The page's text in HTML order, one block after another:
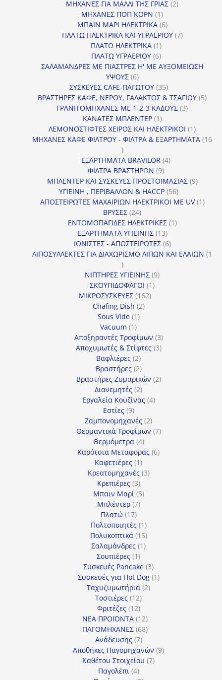
προϊόντα
ΜΗΧΑΝΕΣ ΓΙΑ ΜΑΛΛΙ ΤΗΣ ΓΡΙΑΣ 22
ΜΗΧΑΝΕΣ ΠΟΠ ΚΟΡΝ 11
προϊόν
ΜΠΑΙΝ ΜΑΡΙ ΗΛΕΚΤΡΙΚΑ 66
προϊόντα
ΠΛΑΤΩ ΗΛΕΚΤΡΙΚΑ ΚΑΙ ΥΓΡΑΕΡΙΟΥ 77
ΠΛΑΤΩ ΗΛΕΚΤΡΙΚΑ 11
προϊόν
ΠΛΑΤΩ ΥΓΡΑΕΡΙΟΥ 66
προϊόντα
ΣΑΛΑΜΑΝΔΡΕΣ ΜΕ ΠΙΑΣΤΡΕΣ Η' ΜΕ ΑΥΞΟΜΕΙΩΣΗ
ΥΨΟΥΣ 66
προϊόντα
ΣΥΣΚΕΥΕΣ CAFE-ΠΑΓΩΤΟΥ 3535
προϊόντα
ΒΡΑΣΤΗΡΕΣ ΚΑΦΕ, ΝΕΡΟΥ, ΓΑΛΑΚΤΟΣ & ΤΣΑΓΙΟΥ 55
ΓΡΑΝΙΤΟΜΗΧΑΝΕΣ ΜΕ 1-2-3 ΚΑΔΟΥΣ 33
ΚΑΝΑΤΕΣ ΜΠΛΕΝΤΕΡ 11
προϊόν
ΛΕΜΟΝΟΣΤΙΦΤΕΣ ΧΕΙΡΟΣ ΚΑΙ ΗΛΕΚΤΡΙΚΟΙ 11
προϊόν
ΜΗΧΑΝΕΣ ΚΑΦΕ ΦΙΛΤΡΟΥ - ΦΙΛΤΡΑ & ΕΞΑΡΤΗΜΑΤΑ 16
16
προϊόντα
ΕΞΑΡΤΗΜΑΤΑ BRAVILOR 44
ΦΙΛΤΡΑ ΒΡΑΣΤΗΡΩΝ 99
προϊόντα
ΜΠΛΕΝΤΕΡ ΚΑΙ ΣΥΣΚΕΥΕΣ ΠΡΟΕΤΟΙΜΑΣΙΑΣ 99
ΥΓΙΕΙΝΗ , ΠΕΡΙΒΑΛΛΟΝ & HACCP 5656
προϊόντα
ΑΠΟΣΤΕΙΡΩΤΕΣ ΜΑΧΑΙΡΙΩΝ ΗΛΕΚΤΡΙΚΟΙ ΜΕ UV 11
ΒΡΥΣΕΣ 2424
προϊόντα
ΕΝΤΟΜΟΠΑΓΙΔΕΣ ΗΛΕΚΤΡΙΚΕΣ 11
ΕΞΑΡΤΗΜΑΤΑ ΥΓΙΕΙΝΗΣ 1313
προϊόντα
ΙΟΝΙΣΤΕΣ - ΑΠΟΣΤΕΙΡΩΤΕΣ 66
προϊόντα
ΛΙΠΟΣΥΛΛΕΚΤΕΣ ΓΙΑ ΔΙΑΧΩΡΙΣΜΟ ΛΙΠΩΝ ΚΑΙ ΕΛΑΙΩΝ 1
1
προϊόν
ΝΙΠΤΗΡΕΣ ΥΓΙΕΙΝΗΣ 99
ΣΚΟΥΠΙΔΟΦΑΓΟΙ 11
ΜΙΚΡΟΣΥΣΚΕΥΕΣ 162162
Chafing Dish 22
Sous Vide 11
Vacuum 11
προϊόν
Αποξηραντές Τροφίμων 33
προϊόντα
Αποχυμωτές & Στίφτες 33
Βαφλιέρες 22
προϊόντα
Βραστήρες 22
προϊόντα
Βραστήρες Ζυμαρικών 22
Διανεμητές 22
προϊόντα
Εργαλεία Κουζίνας 44
Εστίες 99
προϊόντα
Ζαμπονομηχανές 22
προϊόντα
Θερμαντικά Τροφίμων 77
Θερμόμετρα 44
προϊόντα
Καρότσια Μεταφοράς 66
Καφετιέρες 11
προϊόν
Κρεατομηχανές 33
Κρεπιέρες 33
προϊόντα
Μπαιν Μαρί 55
Μπλέντερ 77
Πλατώ 1717
προϊόντα
Πολτοποιητές 11
προϊόν
Πολυκοπτικά 1515
προϊόντα
Σαλαμάνδρες 11
Σουπιέρες 11
προϊόν
Συσκευές Pancake 33
προϊόντα
Συσκευές για Hot Dog 11
Ταχυζυμωτήρια 22
Τοστιέρες 1212
προϊόντα
Φριτέζες 1212
προϊόντα
ΝΕΑ ΠΡΟΪΟΝΤΑ 1212
προϊόντα
ΠΑΓΟΜΗΧΑΝΕΣ 6868
Ανάδευσης 77
προϊόντα
Αποθήκες Παγομηχανών 99
Καθέτου Στοιχείου 77
Παγολέπι 44